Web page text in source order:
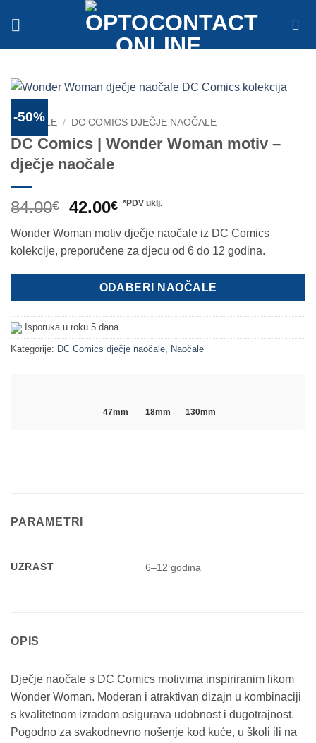
-50%
NAOČALE / DC COMICS DJEČJE NAOČALE
DC Comics | Wonder Woman motiv –
dječje naočale
84.00€
Izvorna
bila
je:
84.00€.
42.00€Trenutna
cijena
je:
42.00€.
*PDV uklj.
Wonder Woman motiv dječje naočale iz DC Comics
kolekcije, preporučene za djecu od 6 do 12 godina.
ODABERI NAOČALE
Isporuka u roku 5 dana
Kategorije: DC Comics dječje naočale, Naočale
47mm 18mm 130mm
PARAMETRI
UZRAST 6–12 godina
OPIS
Dječje naočale s DC Comics motivima inspiriranim likom
Wonder Woman. Moderan i atraktivan dizajn u kombinaciji
s kvalitetnom izradom osigurava udobnost i dugotrajnost.
Pogodno za svakodnevno nošenje kod kuće, u školi ili na